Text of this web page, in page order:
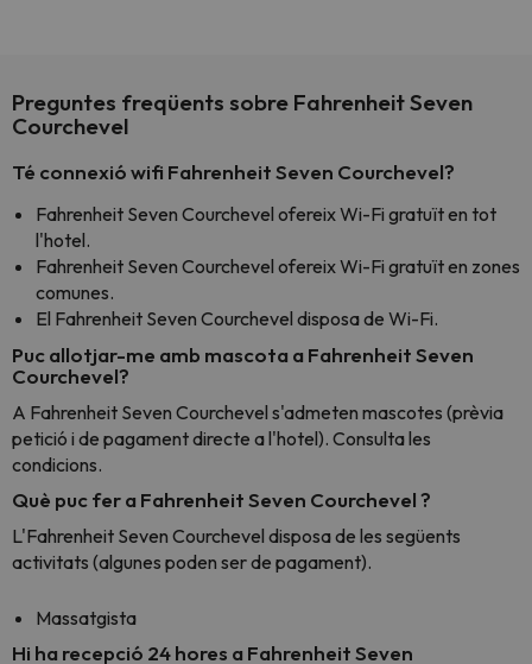
Preguntes freqüents sobre Fahrenheit Seven
Courchevel
Té connexió wifi Fahrenheit Seven Courchevel?
Fahrenheit Seven Courchevel ofereix Wi-Fi gratuït en tot
l'hotel.
Fahrenheit Seven Courchevel ofereix Wi-Fi gratuït en zones
comunes.
El Fahrenheit Seven Courchevel disposa de Wi-Fi.
Puc allotjar-me amb mascota a Fahrenheit Seven
Courchevel?
A Fahrenheit Seven Courchevel s'admeten mascotes (prèvia
petició i de pagament directe a l'hotel). Consulta les
condicions.
Què puc fer a Fahrenheit Seven Courchevel ?
L'Fahrenheit Seven Courchevel disposa de les següents
activitats (algunes poden ser de pagament).
Massatgista
Hi ha recepció 24 hores a Fahrenheit Seven